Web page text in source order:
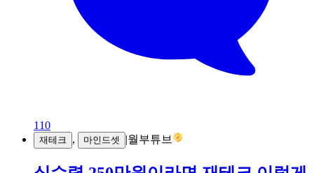
110
재테크 , 마인드셋 |월부튜브